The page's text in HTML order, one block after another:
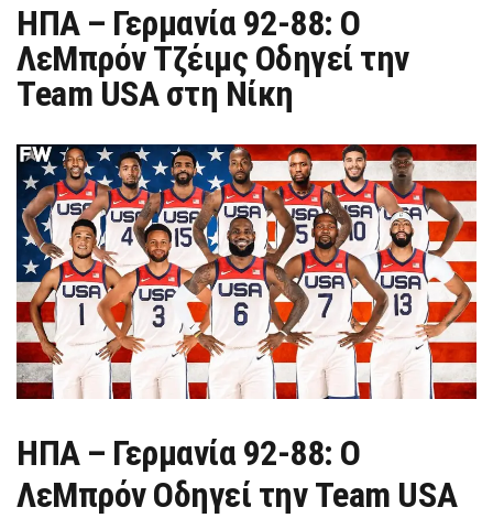
ΗΠΑ – Γερμανία 92-88: Ο
ΛεΜπρόν Τζέιμς Οδηγεί την
Team USA στη Νίκη
ΗΠΑ – Γερμανία 92-88: Ο
ΛεΜπρόν Οδηγεί την Team USA